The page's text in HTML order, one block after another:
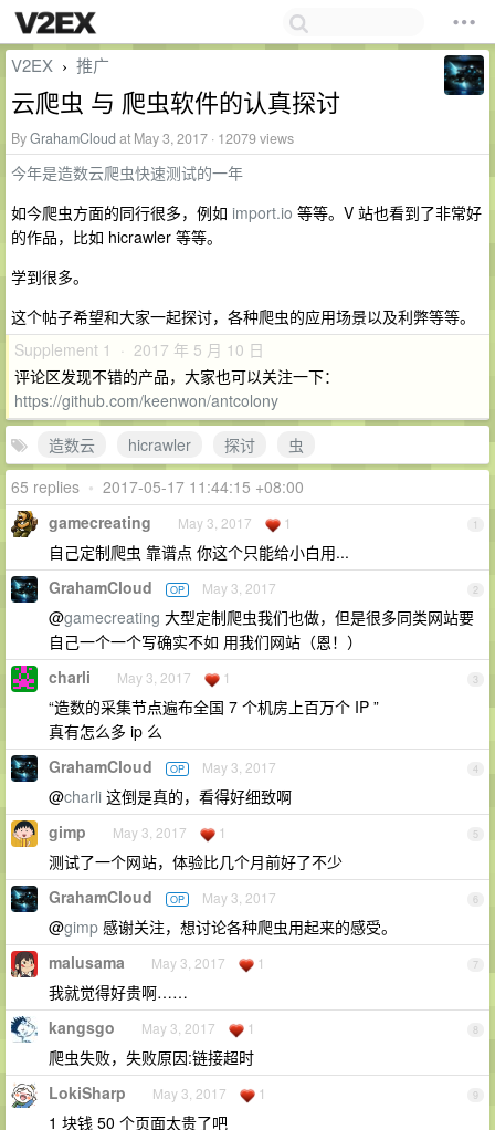
V2EX › 推广
云爬虫 与 爬虫软件的认真探讨
ByGrahamCloud at May 3, 2017 · 12079 views
今年是造数云爬虫快速测试的一年
如今爬虫方面的同行很多，例如 import.io 等等。V 站也看到了非常好
的作品，比如 hicrawler 等等。
学到很多。
这个帖子希望和大家一起探讨，各种爬虫的应用场景以及利弊等等。
Supplement 1 · 2017 年 5 月 10 日
评论区发现不错的产品，大家也可以关注一下：
https://github.com/keenwon/antcolony
造数云
hicrawler 探讨
虫
65 replies • 2017-05-17 11:44:15 +08:00
1
gamecreating May 3, 2017 1
自己定制爬虫 靠谱点 你这个只能给小白用...
2
GrahamCloud OP May 3, 2017
@gamecreating 大型定制爬虫我们也做，但是很多同类网站要
自己一个一个写确实不如 用我们网站（恩！）
3
charli May 3, 2017 1
“造数的采集节点遍布全国 7 个机房上百万个 IP ”
真有怎么多 ip 么
4
GrahamCloud OP May 3, 2017
@charli 这倒是真的，看得好细致啊
5
gimp May 3, 2017 1
测试了一个网站，体验比几个月前好了不少
6
GrahamCloud OP May 3, 2017
@gimp 感谢关注，想讨论各种爬虫用起来的感受。
7
malusama May 3, 2017 1
我就觉得好贵啊……
8
kangsgo May 3, 2017 1
爬虫失败，失败原因:链接超时
9
LokiSharp May 3, 2017 1
1 块钱 50 个页面太贵了吧